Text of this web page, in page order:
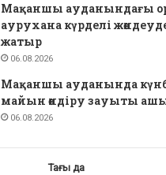
Мақаншы ауданындағы
аурухана күрделі
жатыр
06.08.2026
Мақаншы ауданында
майын өндіру зауыты
06.08.2026
Тағы да